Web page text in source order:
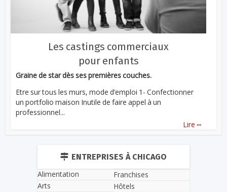
Les castings commerciaux
pour enfants
Graine de star dès ses premières couches.
Etre sur tous les murs, mode d’emploi 1- Confectionner
un portfolio maison Inutile de faire appel à un
professionnel...
Lire ...
ENTREPRISES À CHICAGO
Alimentation
Arts
Franchises
Hôtels